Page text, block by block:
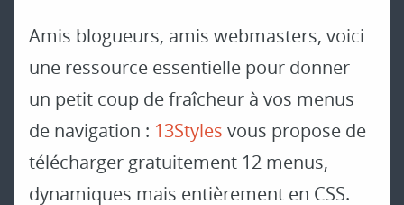
Amis blogueurs, amis webmasters, voici
une ressource essentielle pour donner
un petit coup de fraîcheur à vos menus
de navigation : 13Styles vous propose de
télécharger gratuitement 12 menus,
dynamiques mais entièrement en CSS.